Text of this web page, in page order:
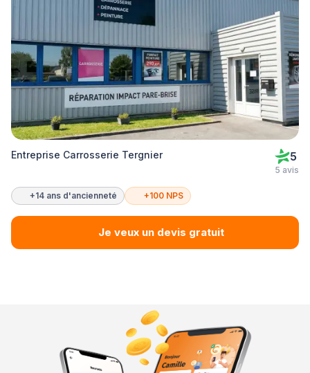
Entreprise Carrosserie Tergnier 5
5 avis
+14 ans d'ancienneté +100 NPS
Je veux un devis gratuit